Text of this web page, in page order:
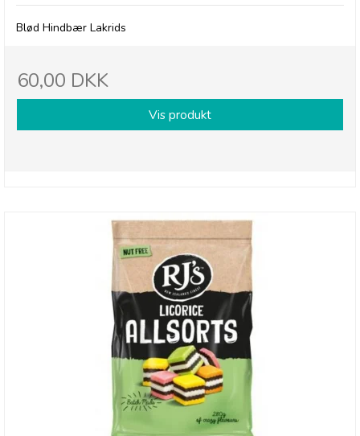
Blød Hindbær Lakrids
60,00 DKK
Vis produkt